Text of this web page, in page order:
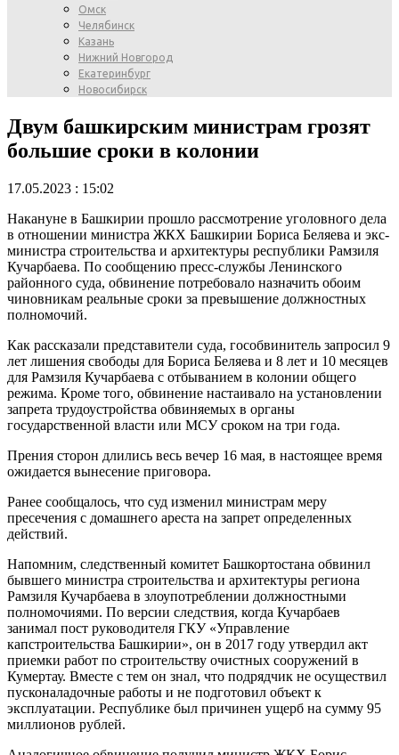
Омск
Челябинск
Казань
Нижний Новгород
Екатеринбург
Новосибирск
Двум башкирским министрам грозят
большие сроки в колонии
17.05.2023 : 15:02
Накануне в Башкирии прошло рассмотрение уголовного дела
в отношении министра ЖКХ Башкирии Бориса Беляева и экс-
министра строительства и архитектуры республики Рамзиля
Кучарбаева. По сообщению пресс-службы Ленинского
районного суда, обвинение потребовало назначить обоим
чиновникам реальные сроки за превышение должностных
полномочий.
Как рассказали представители суда, гособвинитель запросил 9
лет лишения свободы для Бориса Беляева и 8 лет и 10 месяцев
для Рамзиля Кучарбаева с отбыванием в колонии общего
режима. Кроме того, обвинение настаивало на установлении
запрета трудоустройства обвиняемых в органы
государственной власти или МСУ сроком на три года.
Прения сторон длились весь вечер 16 мая, в настоящее время
ожидается вынесение приговора.
Ранее сообщалось, что суд изменил министрам меру
пресечения с домашнего ареста на запрет определенных
действий.
Напомним, следственный комитет Башкортостана обвинил
бывшего министра строительства и архитектуры региона
Рамзиля Кучарбаева в злоупотреблении должностными
полномочиями. По версии следствия, когда Кучарбаев
занимал пост руководителя ГКУ «Управление
капстроительства Башкирии», он в 2017 году утвердил акт
приемки работ по строительству очистных сооружений в
Кумертау. Вместе с тем он знал, что подрядчик не осуществил
пусконаладочные работы и не подготовил объект к
эксплуатации. Республике был причинен ущерб на сумму 95
миллионов рублей.